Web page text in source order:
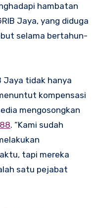
hambatan
Jaya, yang diduga
selama bertahun-
Jaya tidak hanya
kompensasi
mengosongkan
. “Kami sudah
tapi mereka
satu pejabat